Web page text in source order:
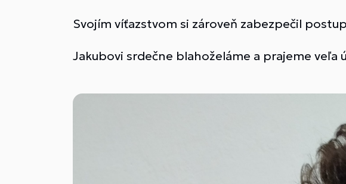
Svojím víťazstvom si zároveň zabezpečil
Jakubovi srdečne blahoželáme a prajeme veľa